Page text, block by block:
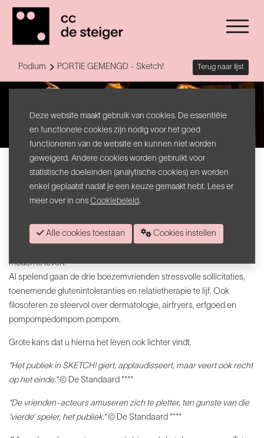
Podium PORTIE GEMENGD - Sketch! Terug naar lijst
Sketch!
PORTIE GEMENGD
Twintig jaar al zijn Liesa, Steven en Julie goede vrienden. Elke
moderne leven.
Al spelend gaan de drie boezemvrienden stressvolle sollicitaties,
toenemende glutenintoleranties en relatietherapie te lijf. Ook
filosoferen ze sfeervol over dermatologie, airfryers, erfgoed en
pompompedompom pompom.
Grote kans dat u hierna het leven ook lichter vindt.
“Het publiek in SKETCH! giert, applaudisseert, maar veert ook recht
op het einde.”© De Standaard ****
“De vrienden-acteurs amuseren zich te pletter, ten gunste van die
‘vierde’ speler, het publiek.”© De Standaard ****
Deze website maakt gebruik van cookies. De essentiële
en functionele cookies zijn nodig voor het goed
functioneren van de website en kunnen niet worden
geweigerd. Andere cookies worden gebruikt voor
statistische doeleinden (analytische cookies) en worden
enkel geplaatst nadat je een keuze gemaakt hebt. Lees er
meer over in ons Cookiebeleid.
Alle cookies toestaan Cookies instellen